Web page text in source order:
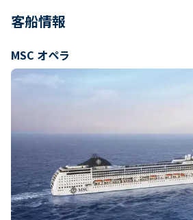
客船情報
MSC オペラ